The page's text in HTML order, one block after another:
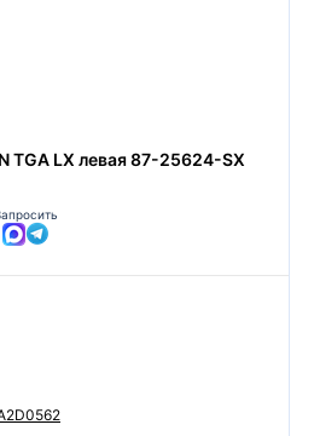
TGA LX левая 87-25624-SX